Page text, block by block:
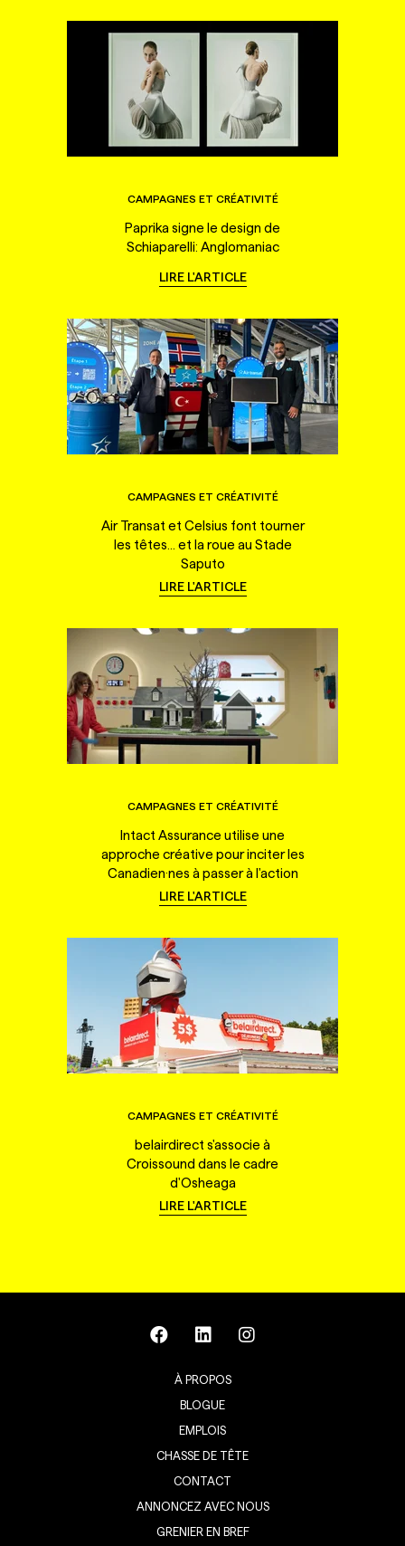
CAMPAGNES ET CRÉATIVITÉ
Paprika signe le design de
Schiaparelli: Anglomaniac
LIRE L'ARTICLE
CAMPAGNES ET CRÉATIVITÉ
Air Transat et Celsius font tourner
les têtes... et la roue au Stade
Saputo
LIRE L'ARTICLE
CAMPAGNES ET CRÉATIVITÉ
Intact Assurance utilise une
approche créative pour inciter les
Canadien·nes à passer à l'action
LIRE L'ARTICLE
CAMPAGNES ET CRÉATIVITÉ
belairdirect s'associe à
Croissound dans le cadre
d'Osheaga
LIRE L'ARTICLE
À PROPOS
BLOGUE
EMPLOIS
CHASSE DE TÊTE
CONTACT
ANNONCEZ AVEC NOUS
GRENIER EN BREF